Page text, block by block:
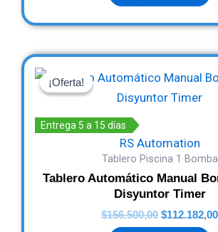
¡Oferta!
Entrega 5 a 15 días
RS Automation
¡Oferta!
Tablero Piscina 1 Bomba
Tablero Automático Manual
Disyuntor Timer
$156.500,00
price
$156.500,00.
$112.182,00